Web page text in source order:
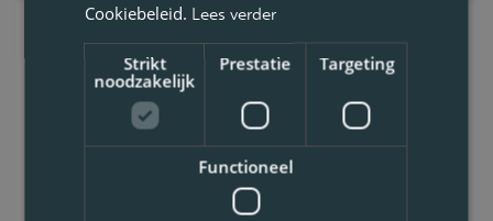
Chauffeur C rolcontainer
Regio Antwerpen
omgeving? Ben jij niet bang van fysiek
werk? Dan ben jij de chauffeur waar wij
Cookiebeleid. Lees verder
Strikt
noodzakelijk
Prestatie Targeting
Functioneel